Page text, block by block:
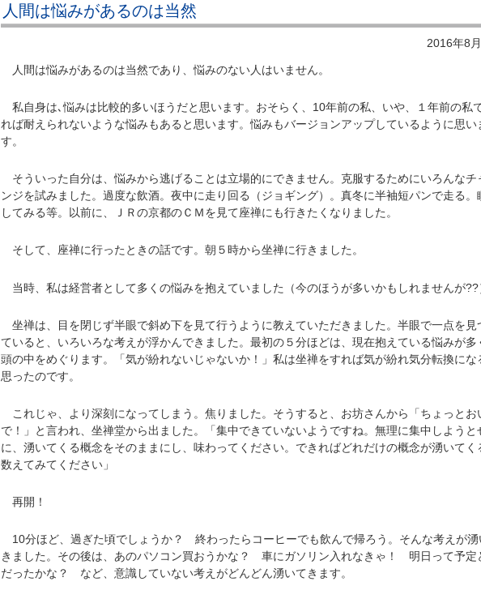
人間は悩みがあるのは当然
2016年8
人間は悩みがあるのは当然であり、悩みのない人はいません。
私自身は､悩みは比較的多いほうだと思います。おそらく、10年前の私、いや、１年前の私
れば耐えられないような悩みもあると思います。悩みもバージョンアップしているように思い
す。
そういった自分は、悩みから逃げることは立場的にできません。克服するためにいろんなチ
ンジを試みました。過度な飲酒。夜中に走り回る（ジョギング）。真冬に半袖短パンで走る。
してみる等。以前に、ＪＲの京都のＣＭを見て座禅にも行きたくなりました。
そして、座禅に行ったときの話です。朝５時から坐禅に行きました。
当時、私は経営者として多くの悩みを抱えていました（今のほうが多いかもしれませんが??
坐禅は、目を閉じず半眼で斜め下を見て行うように教えていただきました。半眼で一点を見
ていると、いろいろな考えが浮かんできました。最初の５分ほどは、現在抱えている悩みが多
頭の中をめぐります。「気が紛れないじゃないか！」私は坐禅をすれば気が紛れ気分転換にな
思ったのです。
これじゃ、より深刻になってしまう。焦りました。そうすると、お坊さんから「ちょっとお
で！」と言われ、坐禅堂から出ました。「集中できていないようですね。無理に集中しようと
に、湧いてくる概念をそのままにし、味わってください。できればどれだけの概念が湧いてく
数えてみてください」
再開！
10分ほど、過ぎた頃でしょうか？ 終わったらコーヒーでも飲んで帰ろう。そんな考えが湧
きました。その後は、あのパソコン買おうかな？ 車にガソリン入れなきゃ！ 明日って予定
だったかな？ など、意識していない考えがどんどん湧いてきます。